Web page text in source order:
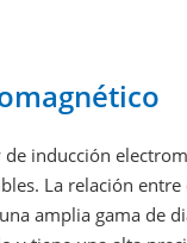
inducción
La relación entre
amplia gama de